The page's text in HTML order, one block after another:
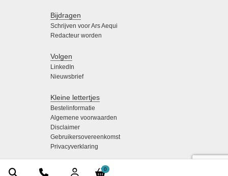
0
Bijdragen
Schrijven voor Ars Aequi
Redacteur worden
Volgen
LinkedIn
Nieuwsbrief
Kleine lettertjes
Bestelinformatie
Algemene voorwaarden
Disclaimer
Gebruikersovereenkomst
Privacyverklaring